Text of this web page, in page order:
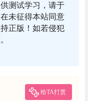
测试学习，请于
未征得本站同意
正版！如若侵犯
给TA打赏